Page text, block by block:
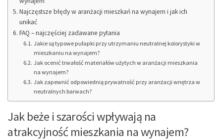
Najczęstsze błędy w aranżacji mieszkań na wynajem i jak ich
unikać
FAQ – najczęściej zadawane pytania
Jakie są typowe pułapki przy utrzymaniu neutralnej kolorystyki w
mieszkaniu na wynajem?
Jak ocenić trwałość materiałów użytych w aranżacji mieszkania
na wynajem?
Jak zapewnić odpowiednią prywatność przy aranżacji wnętrza w
neutralnych barwach?
Jak beże i szarości wpływają na
atrakcyjność mieszkania na wynajem?